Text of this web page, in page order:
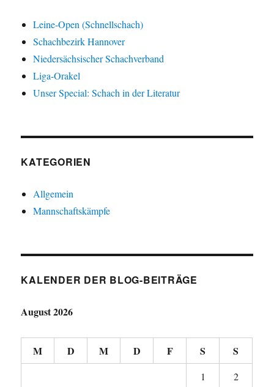
Leine-Open (Schnellschach)
Schachbezirk Hannover
Niedersächsischer Schachverband
Liga-Orakel
Unser Special: Schach in der Literatur
KATEGORIEN
Allgemein
Mannschaftskämpfe
KALENDER DER BLOG-BEITRÄGE
August 2026
M D M D F S S
1
2